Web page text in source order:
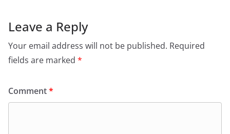
Leave a Reply
Your email address will not be published. Required
fields are marked *
Comment*